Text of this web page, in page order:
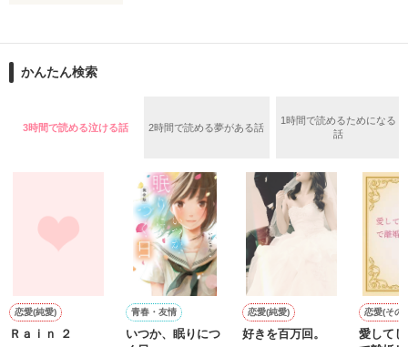
2026.6.5～2026.7.25
作品を読む
ションの企画戦略室で働いている。
めた、同期で恋人の石垣守（26）がいるのだが、後輩の姫原由
守と由羅から『便利屋雛子』と馬鹿にされ、一人こっそり泣い
た上、同居まで提案してきて──？
鷹哉『宜しくな、俺の雛子』🦅
雛子『俺の……ひぃ、雛子？！！！』🐥
シゴデキで冷徹な上司が見せる素顔は、なぜか想像以上に甘く
※表紙も作中使用の画像も全てフリー素材です。
かんたん検索
3時間で読める泣ける話 2時間で読める夢がある話
1時間で読めるためになる
話
恋愛(純愛)
Ｒａｉｎ ２
青春・友情
いつか、眠りにつ
恋愛(純愛)
好きを百万回。
恋愛(その
愛して